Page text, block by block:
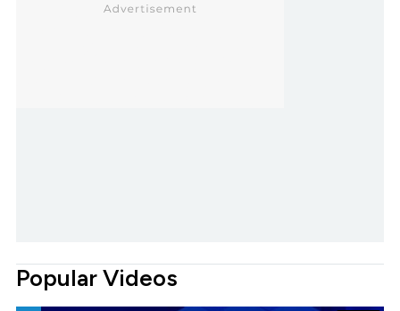
Popular Videos